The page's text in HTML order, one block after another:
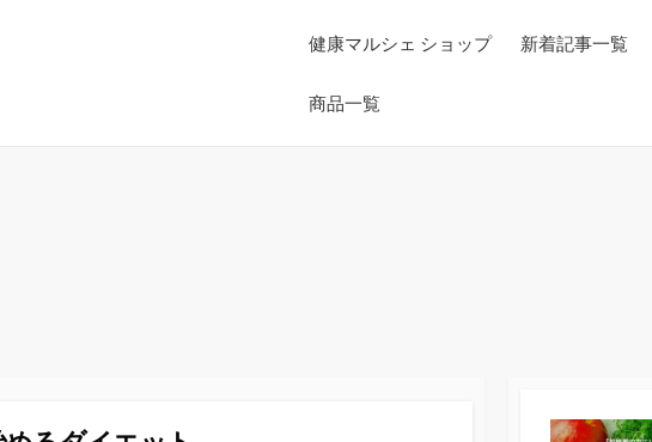
健康マルシェ ショップ 新着記事一覧
商品一覧